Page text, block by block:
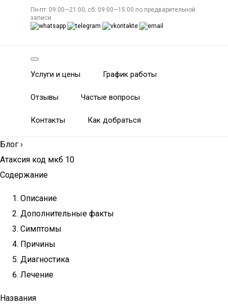
Пн-пт: 09:00—21:00; сб: 09:00—15:00 по предварительной
записи
Услуги и цены График работы
Отзывы Частые вопросы
Контакты Как добраться
Блог ›
Атаксия код мкб 10
Содержание
Описание
Дополнительные факты
Симптомы
Причины
Диагностика
Лечение
Названия